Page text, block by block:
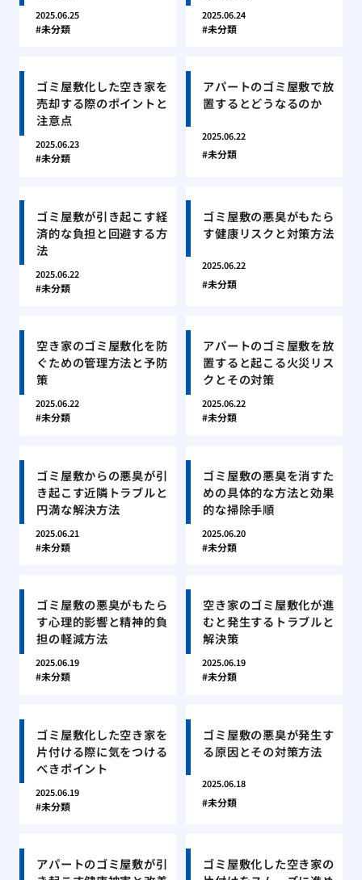
2025.06.25
未分類
2025.06.24
未分類
ゴミ屋敷化した空き家を
売却する際のポイントと
注意点
2025.06.23
未分類
アパートのゴミ屋敷で放
置するとどうなるのか
2025.06.22
未分類
ゴミ屋敷が引き起こす経
済的な負担と回避する方
法
2025.06.22
未分類
ゴミ屋敷の悪臭がもたら
す健康リスクと対策方法
2025.06.22
未分類
空き家のゴミ屋敷化を防
ぐための管理方法と予防
策
2025.06.22
未分類
アパートのゴミ屋敷を放
置すると起こる火災リス
クとその対策
2025.06.22
未分類
ゴミ屋敷からの悪臭が引
き起こす近隣トラブルと
円満な解決方法
2025.06.21
未分類
ゴミ屋敷の悪臭を消すた
めの具体的な方法と効果
的な掃除手順
2025.06.20
未分類
ゴミ屋敷の悪臭がもたら
す心理的影響と精神的負
担の軽減方法
2025.06.19
未分類
空き家のゴミ屋敷化が進
むと発生するトラブルと
解決策
2025.06.19
未分類
ゴミ屋敷化した空き家を
片付ける際に気をつける
べきポイント
2025.06.19
未分類
ゴミ屋敷の悪臭が発生す
る原因とその対策方法
2025.06.18
未分類
アパートのゴミ屋敷が引
ゴミ屋敷化した空き家の